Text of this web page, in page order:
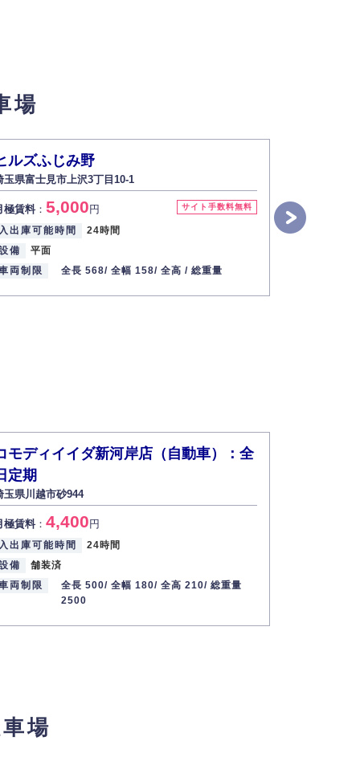
。
合は開示いたしません）。
場
ルズふじみ野
玉県富士見市上沢3丁目10-1
サイト手数料無料
極賃料： 5,000円
入出庫可能時間
24時間
備
平面
両制限
全長 568/ 全幅 158/ 全高 / 総重量
月極賃料
モディイイダ新河岸店（自動車）：全
定期
玉県川越市砂944
極賃料： 4,400円
入出庫可能時間
24時間
備
舗装済
両制限
全長 500/ 全幅 180/ 全高 210/ 総重量
2500
場